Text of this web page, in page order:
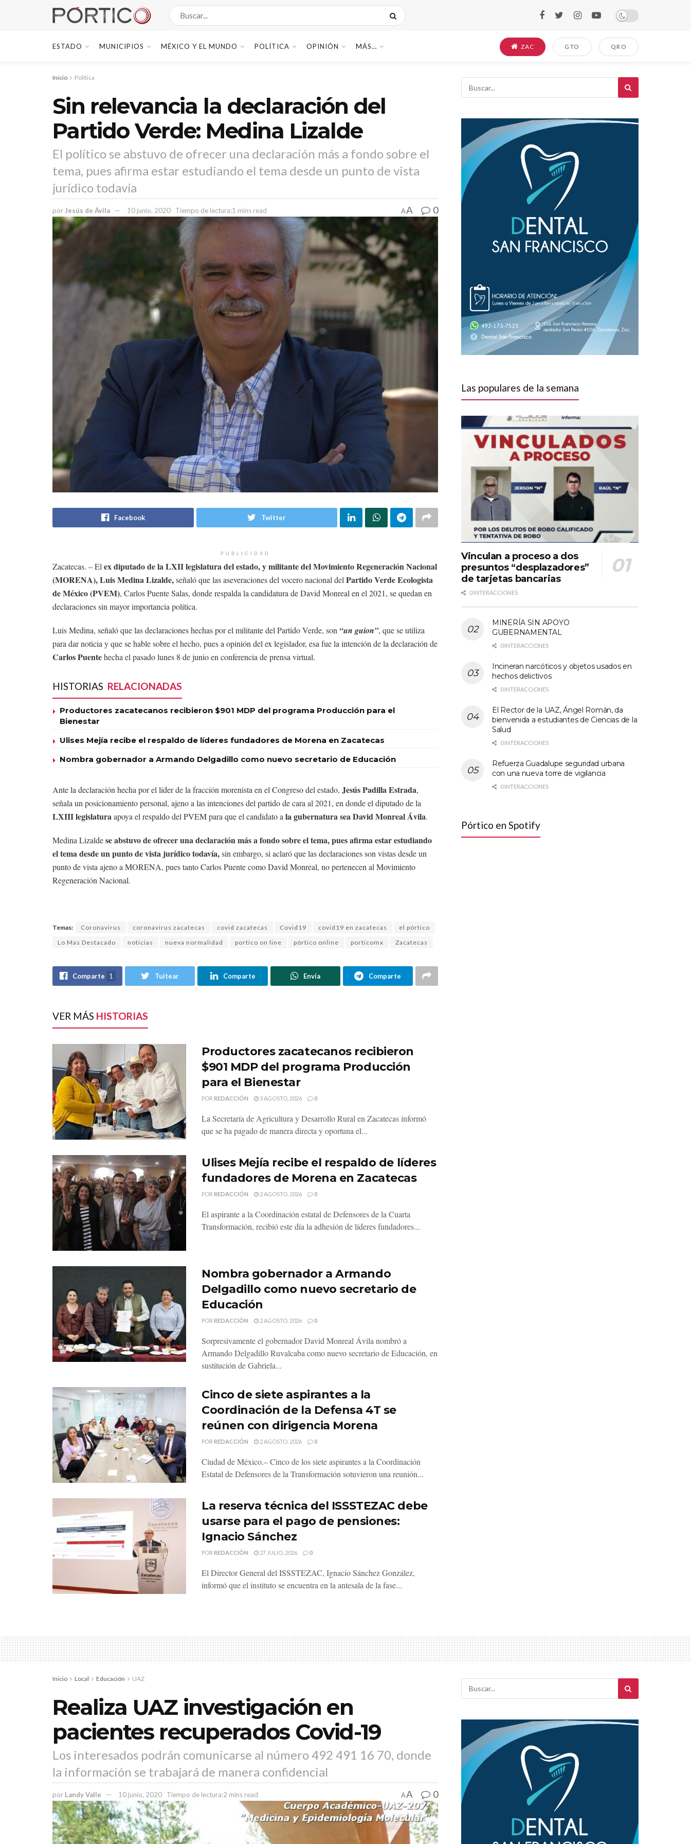
ESTADO MUNICIPIOS MÉXICO Y EL MUNDO POLÍTICA OPINIÓN MÁS… ZAC GTO QRO
Inicio Política
Sin relevancia la declaración del
Partido Verde: Medina Lizalde
El político se abstuvo de ofrecer una declaración más a fondo sobre el
tema, pues afirma estar estudiando el tema desde un punto de vista
jurídico todavía
por Jesús de Ávila 10 junio, 2020 Tiempo de lectura:1 mins read AA 0
Facebook Twitter
PUBLICIDAD
Zacatecas. – El ex diputado de la LXII legislatura del estado, y militante del Movimiento Regeneración Nacional
(MORENA), Luis Medina Lizalde,señaló que las aseveraciones del vocero nacional del Partido Verde Ecologista
de México (PVEM), Carlos Puente Salas, donde respalda la candidatura de David Monreal en el 2021, se quedan en
declaraciones sin mayor importancia política.
Luis Medina, señaló que las declaraciones hechas por el militante del Partido Verde, son “un guion”, que se utiliza
para dar noticia y que se hable sobre el hecho, pues a opinión del ex legislador, esa fue la intención de la declaración de
Carlos Puentehecha el pasado lunes 8 de junio en conferencia de prensa virtual.
HISTORIAS RELACIONADAS
Productores zacatecanos recibieron $901 MDP del programa Producción para el
Bienestar
Ulises Mejía recibe el respaldo de líderes fundadores de Morena en Zacatecas
Nombra gobernador a Armando Delgadillo como nuevo secretario de Educación
Ante la declaración hecha por el líder de la fracción morenista en el Congreso del estado, Jesús Padilla Estrada,
señala un posicionamiento personal, ajeno a las intenciones del partido de cara al 2021, en donde el diputado de la
LXIII legislaturaapoya el respaldo del PVEM para que el candidato a la gubernatura sea David Monreal Ávila.
Medina Lizaldese abstuvo de ofrecer una declaración más a fondo sobre el tema, pues afirma estar estudiando
el tema desde un punto de vista jurídico todavía,sin embargo, si aclaró que las declaraciones son vistas desde un
punto de vista ajeno a MORENA, pues tanto Carlos Puente como David Monreal, no pertenecen al Movimiento
Regeneración Nacional.
Temas: Coronavirus coronavirus zacatecas covid zacatecas Covid19 covid19 en zacatecas
el pórtico
Lo Mas Destacado
noticias nueva normalidad portico on line pórtico online porticomx Zacatecas
Comparte 1 Tuitear Comparte Envía Comparte
VER MÁS HISTORIAS
Productores zacatecanos recibieron
$901 MDP del programa Producción
para el Bienestar
POR REDACCIÓN 3 AGOSTO, 2026 0
La Secretaría de Agricultura y Desarrollo Rural en Zacatecas informó
que se ha pagado de manera directa y oportuna el...
Ulises Mejía recibe el respaldo de líderes
fundadores de Morena en Zacatecas
POR REDACCIÓN 2 AGOSTO, 2026 0
El aspirante a la Coordinación estatal de Defensores de la Cuarta
Transformación, recibió este día la adhesión de líderes fundadores...
Nombra gobernador a Armando
Delgadillo como nuevo secretario de
Educación
POR REDACCIÓN 2 AGOSTO, 2026 0
Sorpresivamente el gobernador David Monreal Ávila nombró a
Armando Delgadillo Ruvalcaba como nuevo secretario de Educación, en
sustitución de Gabriela...
Cinco de siete aspirantes a la
Coordinación de la Defensa 4T se
reúnen con dirigencia Morena
POR REDACCIÓN 2 AGOSTO, 2026 0
Ciudad de México.– Cinco de los siete aspirantes a la Coordinación
Estatal de Defensores de la Transformación sotuvieron una reunión...
La reserva técnica del ISSSTEZAC debe
usarse para el pago de pensiones:
Ignacio Sánchez
POR REDACCIÓN 27 JULIO, 2026 0
El Director General del ISSSTEZAC, Ignacio Sánchez González,
informó que el instituto se encuentra en la antesala de la fase...
Las populares de la semana
Vinculan a proceso a dos
presuntos “desplazadores”
de tarjetas bancarias
0 INTERACCIONES
MINERÍA SIN APOYO
GUBERNAMENTAL
0 INTERACCIONES
Incineran narcóticos y objetos usados en
hechos delictivos
0 INTERACCIONES
El Rector de la UAZ, Ángel Román, da
bienvenida a estudiantes de Ciencias de la
Salud
0 INTERACCIONES
Refuerza Guadalupe seguridad urbana
con una nueva torre de vigilancia
0 INTERACCIONES
Pórtico en Spotify
Inicio Local Educación UAZ
Realiza UAZ investigación en
pacientes recuperados Covid-19
Los interesados podrán comunicarse al número 492 491 16 70, donde
la información se trabajará de manera confidencial
por Landy Valle 10 junio, 2020 Tiempo de lectura:2 mins read AA 0